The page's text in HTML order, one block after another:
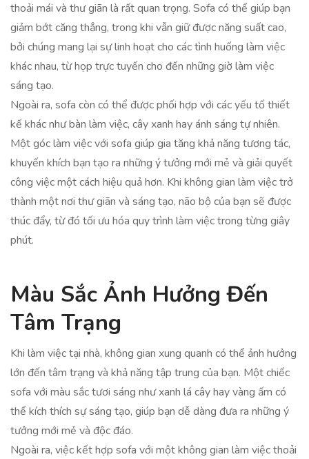
thoải mái và thư giãn là rất quan trọng. Sofa có thể giúp bạn
giảm bớt căng thẳng, trong khi vẫn giữ được năng suất cao,
bởi chúng mang lại sự linh hoạt cho các tình huống làm việc
khác nhau, từ họp trực tuyến cho đến những giờ làm việc
sáng tạo.
Ngoài ra, sofa còn có thể được phối hợp với các yếu tố thiết
kế khác như bàn làm việc, cây xanh hay ánh sáng tự nhiên.
Một góc làm việc với sofa giúp gia tăng khả năng tương tác,
khuyến khích bạn tạo ra những ý tưởng mới mẻ và giải quyết
công việc một cách hiệu quả hơn. Khi không gian làm việc trở
thành một nơi thư giãn và sáng tạo, não bộ của bạn sẽ được
thúc đẩy, từ đó tối ưu hóa quy trình làm việc trong từng giây
phút.
Màu Sắc Ảnh Hưởng Đến
Tâm Trạng
Khi làm việc tại nhà, không gian xung quanh có thể ảnh hưởng
lớn đến tâm trạng và khả năng tập trung của bạn. Một chiếc
sofa với màu sắc tươi sáng như xanh lá cây hay vàng ấm có
thể kích thích sự sáng tạo, giúp bạn dễ dàng đưa ra những ý
tưởng mới mẻ và độc đáo.
Ngoài ra, việc kết hợp sofa với một không gian làm việc thoải